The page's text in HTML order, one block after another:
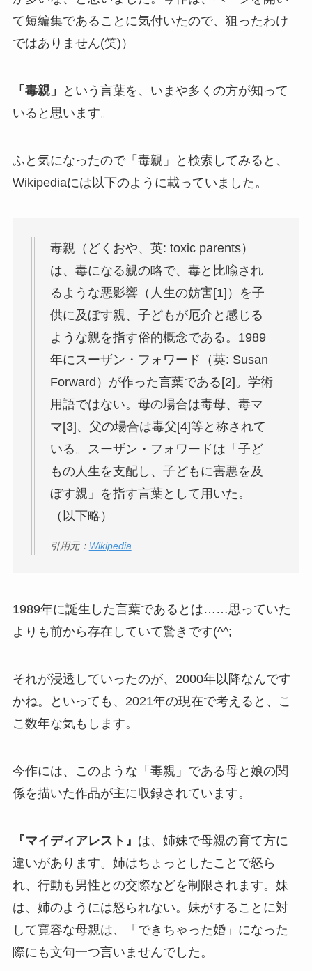
て短編集であることに気付いたので、狙ったわけ
ではありません(笑)）
「毒親」
という言葉を、いまや多くの方が知って
いると思います。
ふと気になったので「毒親」と検索してみると、
Wikipediaには以下のように載っていました。
毒親（どくおや、英: toxic parents）
は、毒になる親の略で、毒と比喩され
るような悪影響（人生の妨害[1]）を子
供に及ぼす親、子どもが厄介と感じる
ような親を指す俗的概念である。1989
年にスーザン・フォワード（英: Susan
Forward）が作った言葉である[2]。学術
用語ではない。母の場合は毒母、毒マ
マ[3]、父の場合は毒父[4]等と称されて
いる。スーザン・フォワードは「子ど
もの人生を支配し、子どもに害悪を及
ぼす親」を指す言葉として用いた。
（以下略）
引用元： Wikipedia
1989年に誕生した言葉であるとは……思っていた
よりも前から存在していて驚きです(^^;
それが浸透していったのが、2000年以降なんです
かね。といっても、2021年の現在で考えると、こ
こ数年な気もします。
今作には、このような「毒親」である母と娘の関
係を描いた作品が主に収録されています。
『マイディアレスト』 は、姉妹で母親の育て方に
違いがあります。姉はちょっとしたことで怒ら
れ、行動も男性との交際などを制限されます。妹
は、姉のようには怒られない。妹がすることに対
して寛容な母親は、「できちゃった婚」になった
際にも文句一つ言いませんでした。